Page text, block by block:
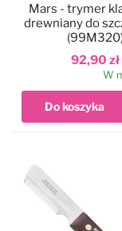
92,90 zł
Mars - trymer
drewniany do
W